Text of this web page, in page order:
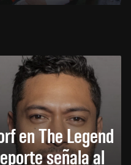
en The Legend
señala al